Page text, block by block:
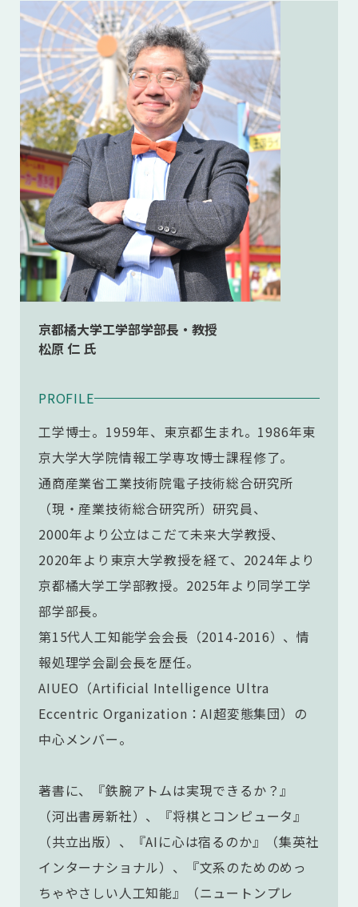
京都橘大学工学部学部長・教授
松原 仁 氏
PROFILE
工学博士。1959年、東京都生まれ。1986年東
京大学大学院情報工学専攻博士課程修了。
通商産業省工業技術院電子技術総合研究所
（現・産業技術総合研究所）研究員、
2000年より公立はこだて未来大学教授、
2020年より東京大学教授を経て、2024年より
京都橘大学工学部教授。2025年より同学工学
部学部長。
第15代人工知能学会会長（2014-2016）、情
報処理学会副会長を歴任。
AIUEO（Artificial Intelligence Ultra
Eccentric Organization：AI超変態集団）の
中心メンバー。
著書に、『鉄腕アトムは実現できるか？』
（河出書房新社）、『将棋とコンピュータ』
（共立出版）、『AIに心は宿るのか』（集英社
インターナショナル）、『文系のためのめっ
ちゃやさしい人工知能』（ニュートンプレ